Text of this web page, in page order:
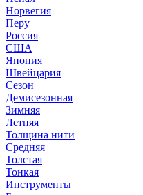
Норвегия
Перу
Россия
США
Япония
Швейцария
Сезон
Демисезонная
Зимняя
Летняя
Толщина нити
Средняя
Толстая
Тонкая
Инструменты